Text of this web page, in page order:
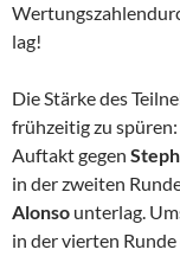
lag!
Die Stärke des
frühzeitig zu spüren:
Auftakt gegen
in der zweiten
Alonso unterlag.
in der vierten